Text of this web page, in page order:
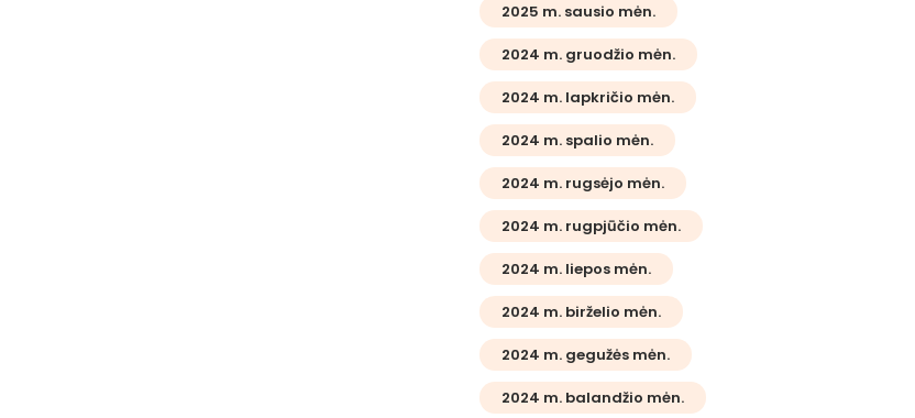
2025 m. sausio mėn.
2024 m. gruodžio mėn.
2024 m. lapkričio mėn.
2024 m. spalio mėn.
2024 m. rugsėjo mėn.
2024 m. rugpjūčio mėn.
2024 m. liepos mėn.
2024 m. birželio mėn.
2024 m. gegužės mėn.
2024 m. balandžio mėn.